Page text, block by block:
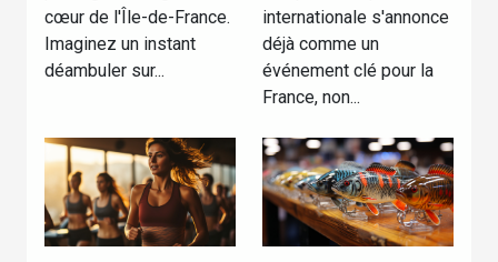
dans un cadre
historique
cœur de l'Île-de-France.
Imaginez un instant
déambuler sur...
prochaine
compétition
sportive?
internationale s'annonce
déjà comme un
événement clé pour la
France, non...